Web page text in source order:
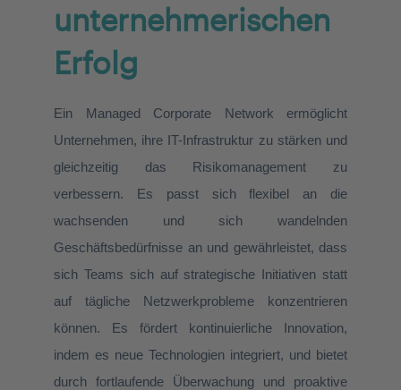
unternehmerischen
Erfolg
Ein Managed Corporate Network ermöglicht
Unternehmen, ihre IT-Infrastruktur zu stärken und
gleichzeitig das Risikomanagement zu
verbessern. Es passt sich flexibel an die
wachsenden und sich wandelnden
Geschäftsbedürfnisse an und gewährleistet, dass
sich Teams sich auf strategische Initiativen statt
auf tägliche Netzwerkprobleme konzentrieren
können. Es fördert kontinuierliche Innovation,
indem es neue Technologien integriert, und bietet
durch fortlaufende Überwachung und proaktive